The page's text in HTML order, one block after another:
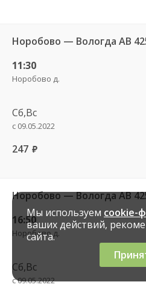
Норобово — Вологда АВ
11:30
Норобово д.
Сб,Вс
с 09.05.2022
247 руб.
Норобово — Вологда АВ
16:50
Норобово д.
Сб,Вс
с 09.05.2022
Мы используем cookie-
ваших действий,
сайта.